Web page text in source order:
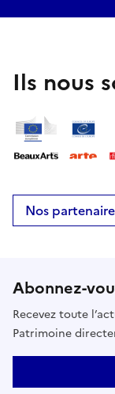
Ils nous
Nos
Abonnez-
Recevez toute
Patrimoine